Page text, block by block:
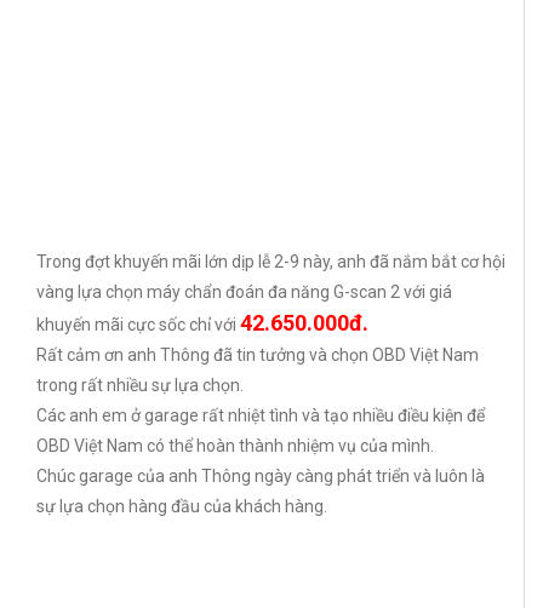
Trong đợt khuyến mãi lớn dịp lễ 2-9 này, anh đã nắm bắt cơ hội
vàng lựa chọn máy chẩn đoán đa năng G-scan 2 với giá
khuyến mãi cực sốc chỉ với 42.650.000đ.
Rất cảm ơn anh Thông đã tin tưởng và chọn OBD Việt Nam
trong rất nhiều sự lựa chọn.
Các anh em ở garage rất nhiệt tình và tạo nhiều điều kiện để
OBD Việt Nam có thể hoàn thành nhiệm vụ của mình.
Chúc garage của anh Thông ngày càng phát triển và luôn là
sự lựa chọn hàng đầu của khách hàng.